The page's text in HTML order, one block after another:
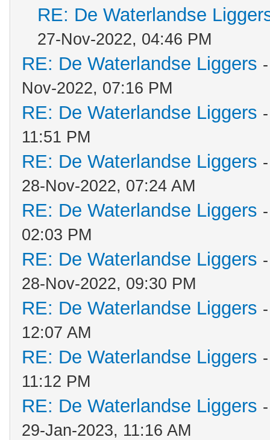
RE: De Waterlandse
27-Nov-2022, 04:46 PM
RE: De Waterlandse Liggers
Nov-2022, 07:16 PM
RE: De Waterlandse Liggers
11:51 PM
RE: De Waterlandse Liggers
28-Nov-2022, 07:24 AM
RE: De Waterlandse Liggers
02:03 PM
RE: De Waterlandse Liggers
28-Nov-2022, 09:30 PM
RE: De Waterlandse Liggers
12:07 AM
RE: De Waterlandse Liggers
11:12 PM
RE: De Waterlandse Liggers
29-Jan-2023, 11:16 AM